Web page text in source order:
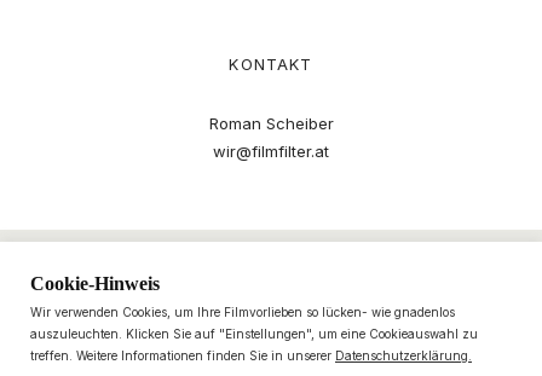
KONTAKT
Roman Scheiber
wir@filmfilter.at
Cookie-Hinweis
Wir verwenden Cookies, um Ihre Filmvorlieben so lücken- wie gnadenlos
auszuleuchten. Klicken Sie auf "Einstellungen", um eine Cookieauswahl zu
treffen. Weitere Informationen finden Sie in unserer Datenschutzerklärung.